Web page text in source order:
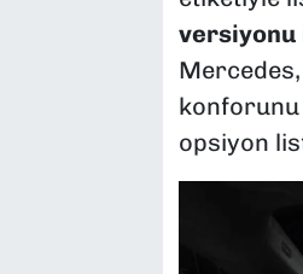
versiyonu
konforunu
opsiyon